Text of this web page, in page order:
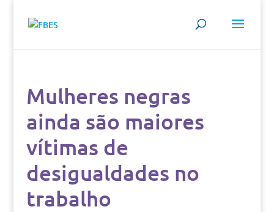
Mulheres negras
ainda são maiores
vítimas de
desigualdades no
trabalho